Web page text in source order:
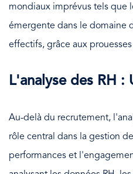
mondiaux imprévus tels que
émergente dans le domaine
effectifs, grâce aux
L'analyse des RH :
Au-delà du recrutement,
rôle central dans la gestion
performances et